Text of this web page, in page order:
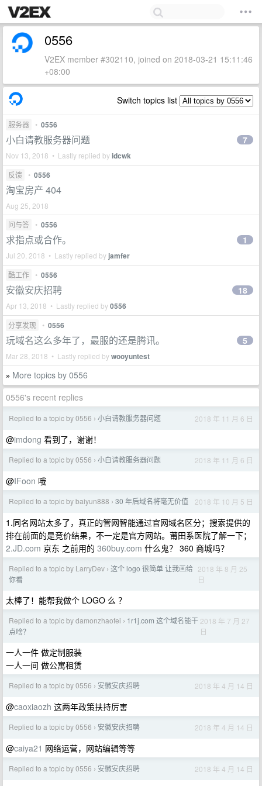
0556
V2EX member #302110, joined on 2018-03-21 15:11:46
+08:00
Switch topics list
服务器 • 0556
小白请教服务器问题
Nov 13, 2018 • Lastly replied byidcwk
7
反馈 • 0556
淘宝房产 404
Aug 25, 2018
问与答
• 0556
求指点或合作。
Jul 20, 2018 • Lastly replied by jamfer
1
酷工作 • 0556
安徽安庆招聘
Apr 13, 2018 • Lastly replied by0556
18
分享发现 • 0556
玩域名这么多年了，最服的还是腾讯。
Mar 28, 2018 • Lastly replied bywooyuntest
5
» More topics by 0556
0556's recent replies
Replied to a topic by 0556 › 小白请教服务器问题 2018 年 11 月 6 日
@imdong 看到了，谢谢！
Replied to a topic by 0556 › 小白请教服务器问题 2018 年 11 月 6 日
@IFoon 哦
Replied to a topic by baiyun888 › 30 年后域名将毫无价值 2018 年 10 月 5 日
1.同名网站太多了，真正的管网智能通过官网域名区分；搜索提供的
排在前面的是竞价结果，不一定是官方网站。莆田系医院了解一下；
2.JD.com 京东 之前用的 360buy.com 什么鬼？ 360 商城吗？
Replied to a topic by LarryDev › 这个 logo 很简单 让我画给
你看
2018 年 8 月 25
日
太棒了！能帮我做个 LOGO 么 ？
Replied to a topic by damonzhaofei › 1r1j.com 这个域名能干
点啥？
2018 年 7 月 27
日
一人一件 做定制服装
一人一间 做公寓租赁
Replied to a topic by 0556 › 安徽安庆招聘 2018 年 4 月 14 日
@caoxiaozh 这两年政策扶持厉害
Replied to a topic by 0556 › 安徽安庆招聘 2018 年 4 月 14 日
@caiya21 网络运营，网站编辑等等
Replied to a topic by 0556 › 安徽安庆招聘 2018 年 4 月 14 日